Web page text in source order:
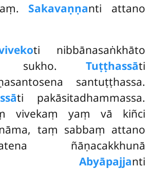
Sakavaṇṇanti attano
ti nibbānasaṅkhāto
sukho. Tuṭṭhassāti
santuṭṭhassa.
ti pakāsitadhammassa.
vivekaṃ yaṃ vā kiñci
taṃ sabbaṃ attano
ñāṇacakkhunā
Abyāpajjanti